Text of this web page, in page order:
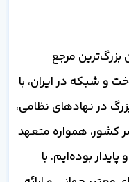
بزرگ‌ترین مرجع
و شبکه در ایران، با
در نهادهای نظامی،
کشور، همواره متعهد
بوده‌ایم. با